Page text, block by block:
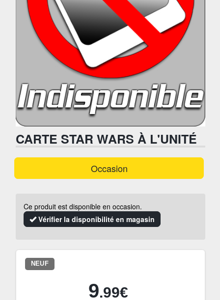
CARTE STAR WARS À L'UNITÉ
Occasion
Ce produit est disponible en occasion.
Vérifier la disponibilité en magasin
NEUF
9.99€